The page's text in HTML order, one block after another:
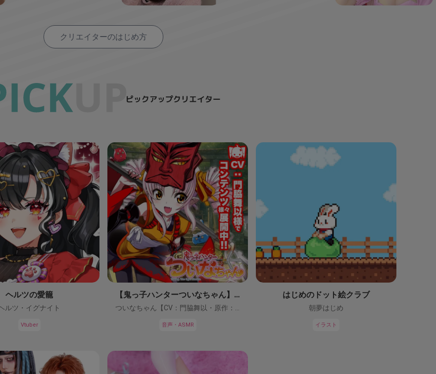
クリエイターのはじめ方
ヘルツの愛籠
ルツ・イグナイト
Vtuber
【鬼っ子ハンターついなちゃん】（CV：門脇舞以）プロジェクト！
音声・ASMR
はじめのドット絵クラブ
朝夢はじめ
イラスト